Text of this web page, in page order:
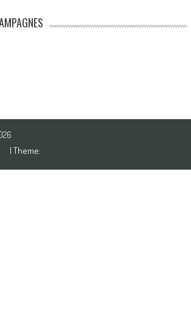
| Theme: